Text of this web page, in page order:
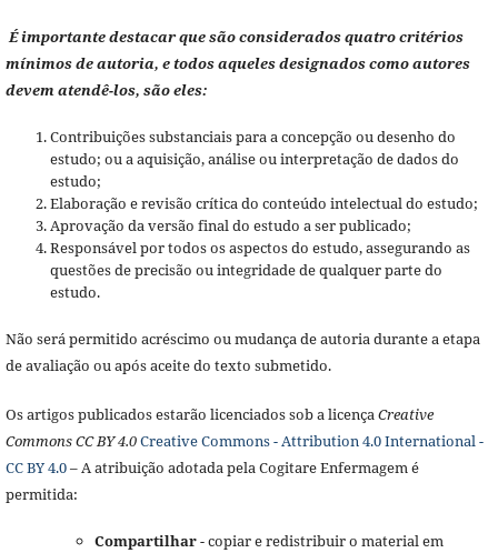
É importante destacar que são considerados quatro critérios
mínimos de autoria, e todos aqueles designados como autores
devem atendê-los, são eles:
Contribuições substanciais para a concepção ou desenho do
estudo; ou a aquisição, análise ou interpretação de dados do
estudo;
Elaboração e revisão crítica do conteúdo intelectual do estudo;
Aprovação da versão final do estudo a ser publicado;
Responsável por todos os aspectos do estudo, assegurando as
questões de precisão ou integridade de qualquer parte do
estudo.
Não será permitido acréscimo ou mudança de autoria durante a etapa
de avaliação ou após aceite do texto submetido.
Os artigos publicados estarão licenciados sob a licençaCreative
Commons CC BY 4.0Creative Commons - Attribution 4.0 International -
CC BY 4.0– A atribuição adotada pela Cogitare Enfermagem é
permitida:
Compartilhar- copiar e redistribuir o material em